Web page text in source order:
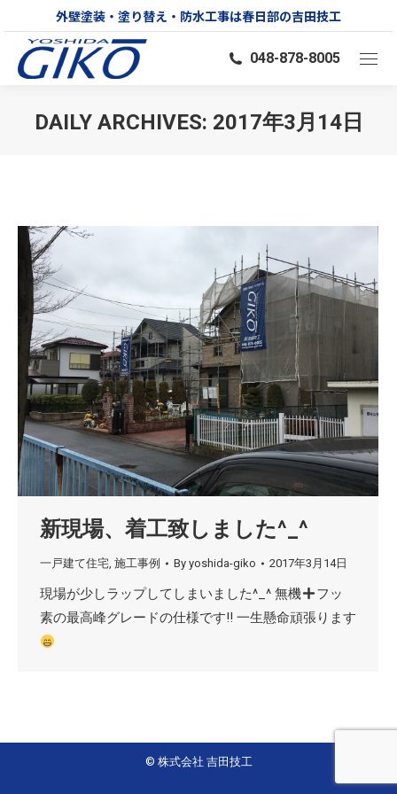
外壁塗装・塗り替え・防水工事は春日部の吉田技工
048-878-8005
DAILY ARCHIVES: 2017年3月14日
新現場、着工致しました^_^
一戸建て住宅, 施工事例 By yoshida-giko 2017年3月14日
現場が少しラップしてしまいました^_^ 無機
フッ
素の最高峰グレードの仕様です‼︎ 一生懸命頑張ります
© 株式会社 吉田技工